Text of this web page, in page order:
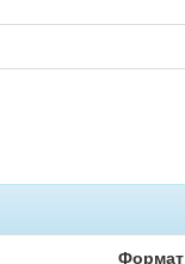
Формат